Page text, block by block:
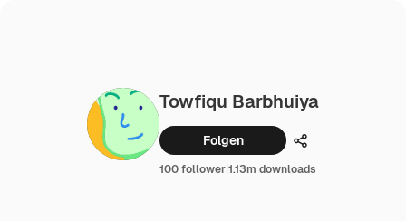
Towfiqu Barbhuiya
Folgen Teilen
100 follower|1.13m downloads